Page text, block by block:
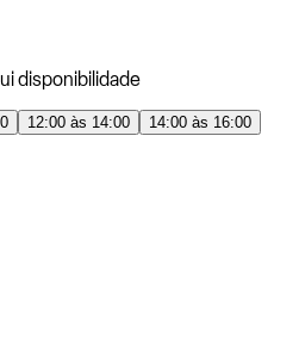
disponibilidade
12:00 às 14:00
14:00 às 16:00